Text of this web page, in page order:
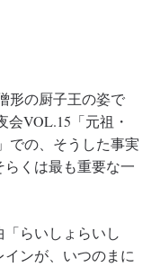
形の厨子王の姿で
会VOL.15「元祖・
での、そうした事実
くは最も重要な一
らいしょらいし
ンが、いつのまに